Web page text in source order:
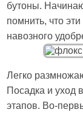
бутоны.
помнить, что
навозного
Легко
Посадка и уход
этапов. Во-